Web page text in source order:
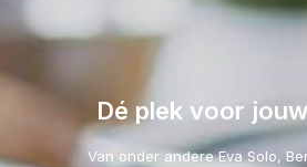
Dé plek voor
Van onder andere Eva Solo,